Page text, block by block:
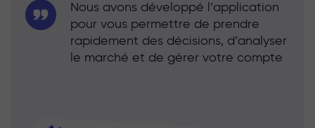
Nous avons développé l’application
pour vous permettre de prendre
rapidement des décisions, d’analyser
le marché et de gérer votre compte